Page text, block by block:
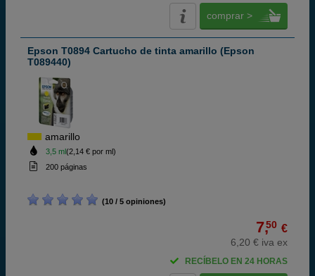
comprar >
Epson T0894 Cartucho de tinta amarillo (Epson
T089440)
amarillo
3,5 ml(2,14 € por ml)
200 páginas
(10 / 5 opiniones)
7,50 €
6,20 € iva ex
RECÍBELO EN 24 HORAS